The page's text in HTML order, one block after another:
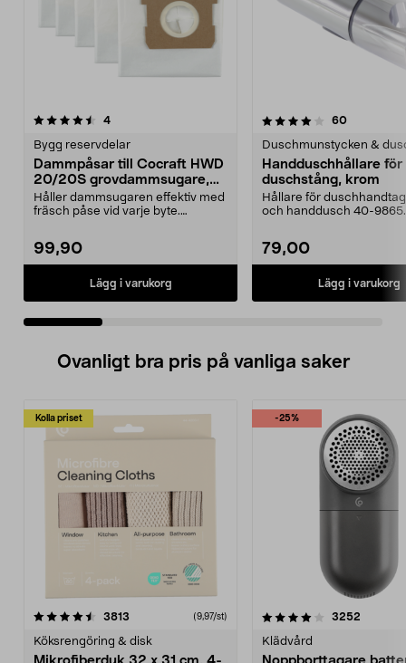
4recensioner
Bygg reservdelar
Dammpåsar till Cocraft HWD
20/20S grovdammsugare,
5-pack
Håller dammsugaren effektiv med
fräsch påse vid varje byte.
99,90
Lägg i varukorg
4.0 av 5 stjärnor 60
Duschmunstycken &
Handduschhållare
duschstång, krom
Hållare för
och handdusch 40-
79,00
Lägg i varukorg
4.5 av 5 stjärnor
Ovanligt bra pris på vanliga saker
Kolla priset
3813 (9,97/st)
Köksrengöring & disk
-25%
4.0av 5 stjärnor 3252
Klädvård
4.5av 5 stjärnor